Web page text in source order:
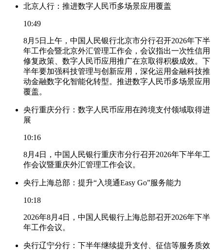
北京人行：推进数字人民币多场景应用覆盖
10:49
8月5日上午，中国人民银行北京市分行召开2026年下半
年工作会暨北京外汇管理工作会，会议指出一次性信用
修复政策、数字人民币应用推广在京取得积极成效。下
半年要加强科技管理与创新应用，深化运用金融科技推
动金融数字化智能化转型。推进数字人民币多场景应用
覆盖。
央行重庆分行：数字人民币应用在跨境支付领域取得进
展
10:16
8月4日，中国人民银行重庆市分行召开2026年下半年工
作会议暨重庆外汇管理工作会议。
央行上海总部：提升“入境通Easy Go”服务能力
10:18
2026年8月4日，中国人民银行上海总部召开2026年下半
年工作会议。
央行辽宁分行：下半年继续提升支付、征信等服务质效